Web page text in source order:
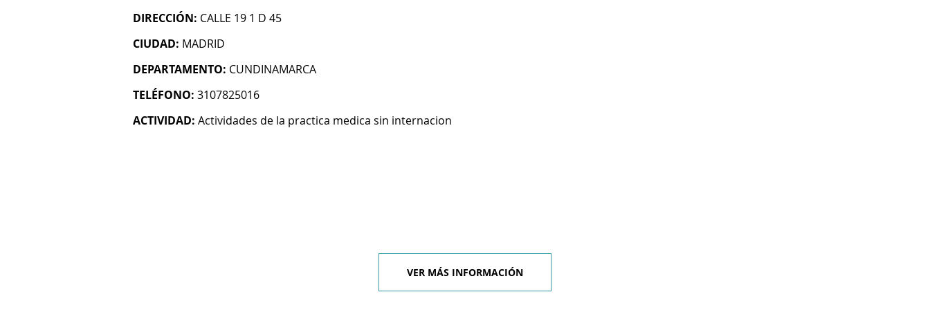
DIRECCIÓN: CALLE 19 1 D 45
CIUDAD: MADRID
DEPARTAMENTO: CUNDINAMARCA
TELÉFONO: 3107825016
ACTIVIDAD: Actividades de la practica medica sin internacion
VER MÁS INFORMACIÓN